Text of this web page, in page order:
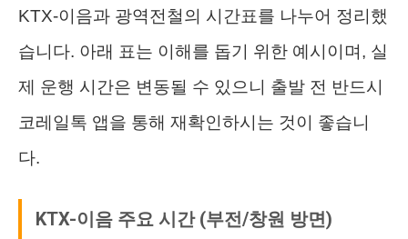
KTX-이음과 광역전철의 시간표를 나누어 정리했
습니다. 아래 표는 이해를 돕기 위한 예시이며, 실
제 운행 시간은 변동될 수 있으니 출발 전 반드시
코레일톡 앱을 통해 재확인하시는 것이 좋습니
다.
KTX-이음 주요 시간 (부전/창원 방면)